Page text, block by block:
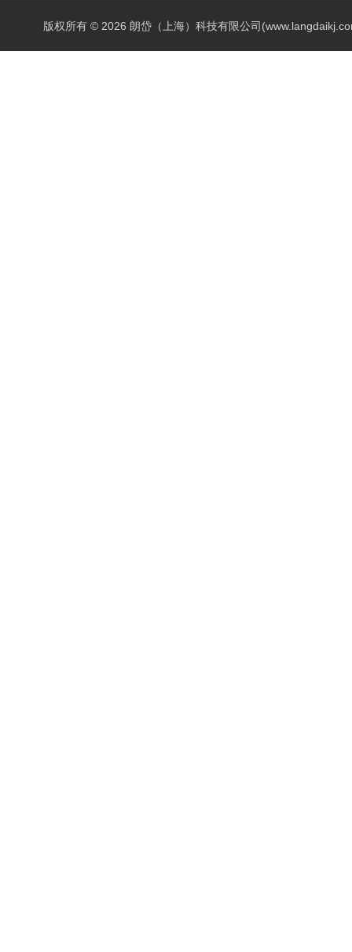
版权所有 © 2026 朗岱（上海）科技有限公司